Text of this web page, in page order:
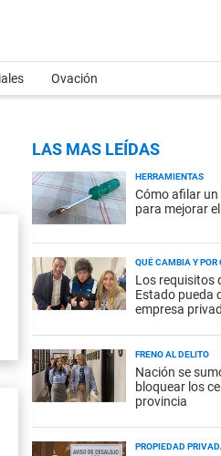
Ovación
LAS MAS LEÍDAS
HERRAMIENTAS
Cómo afilar
para mejorar
QUÉ CAMBIA Y POR
Los requisitos
Estado pueda
empresa
FRENO AL DELITO
Nación se
bloquear los
provincia
PROPIEDAD